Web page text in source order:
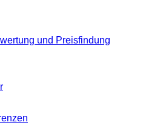
und Preisfindung